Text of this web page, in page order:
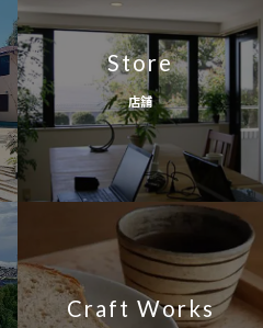
Store
店舗
Craft Works